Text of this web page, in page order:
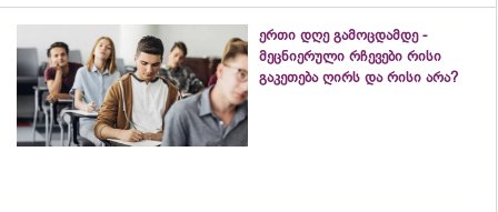
ერთი დღე გამოცდამდე -
მეცნიერული რჩევები რისი
გაკეთება ღირს და რისი არა?